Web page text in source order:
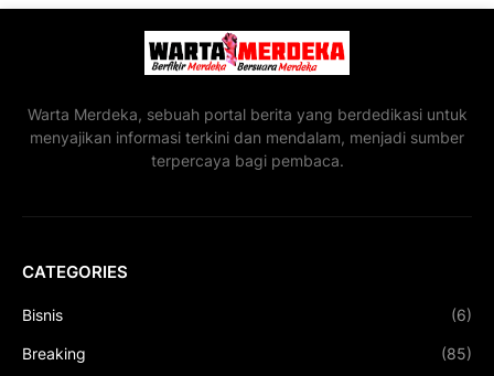
Warta Merdeka, sebuah portal berita yang berdedikasi untuk
menyajikan informasi terkini dan mendalam, menjadi sumber
terpercaya bagi pembaca.
CATEGORIES
Bisnis (6)
Breaking (85)